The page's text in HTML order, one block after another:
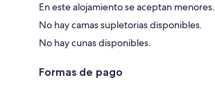
En este alojamiento se aceptan menores.
No hay camas supletorias disponibles.
No hay cunas disponibles.
Formas de pago